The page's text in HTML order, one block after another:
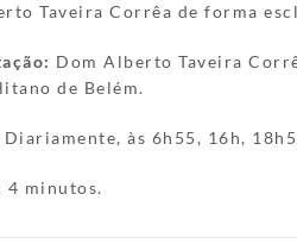
Taveira Corrêa de forma
Dom Alberto Taveira
de Belém.
Diariamente, às 6h55, 16h,
4 minutos.